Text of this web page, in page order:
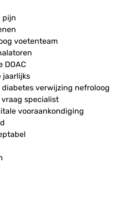
pijn
voetenteam
DOAC
jaarlijks
verwijzing nefroloog
specialist
vooraankondiging